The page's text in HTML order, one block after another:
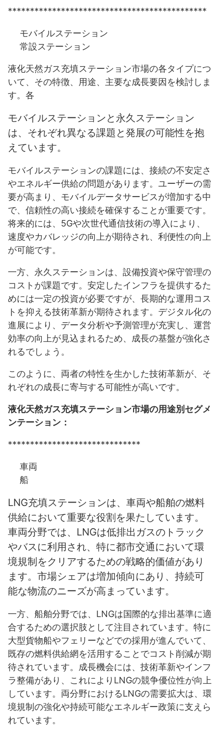
*********************************************
モバイルステーション
常設ステーション
液化天然ガス充填ステーション市場の各タイプにつ
いて、その特徴、用途、主要な成長要因を検討しま
す。各
モバイルステーションと永久ステーション
は、それぞれ異なる課題と発展の可能性を抱
えています。
モバイルステーションの課題には、接続の不安定さ
やエネルギー供給の問題があります。ユーザーの需
要が高まり、モバイルデータサービスが増加する中
で、信頼性の高い接続を確保することが重要です。
将来的には、5Gや次世代通信技術の導入により、
速度やカバレッジの向上が期待され、利便性の向上
が可能です。
一方、永久ステーションは、設備投資や保守管理の
コストが課題です。安定したインフラを提供するた
めには一定の投資が必要ですが、長期的な運用コス
トを抑える技術革新が期待されます。デジタル化の
進展により、データ分析や予測管理が充実し、運営
効率の向上が見込まれるため、成長の基盤が強化さ
れるでしょう。
このように、両者の特性を生かした技術革新が、そ
れぞれの成長に寄与する可能性が高いです。
液化天然ガス充填ステーション市場の用途別セグメ
ンテーション：
******************************
車両
船
LNG充填ステーションは、車両や船舶の燃料
供給において重要な役割を果たしています。
車両分野では、LNGは低排出ガスのトラック
やバスに利用され、特に都市交通において環
境規制をクリアするための戦略的価値があり
ます。市場シェアは増加傾向にあり、持続可
能な物流のニーズが高まっています。
一方、船舶分野では、LNGは国際的な排出基準に適
合するための選択肢として注目されています。特に
大型貨物船やフェリーなどでの採用が進んでいて、
既存の燃料供給網を活用することでコスト削減が期
待されています。成長機会には、技術革新やインフ
ラ整備があり、これによりLNGの競争優位性が向上
しています。両分野におけるLNGの需要拡大は、環
境規制の強化や持続可能なエネルギー政策に支えら
れています。